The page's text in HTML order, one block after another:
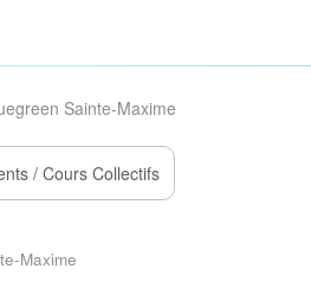
Sainte-Maxime
/ Cours Collectifs
Maxime